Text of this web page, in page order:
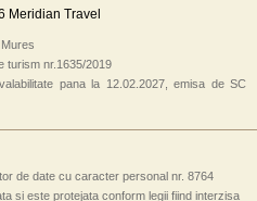
Meridian Travel
turism nr.1635/2019
pana la 12.02.2027, emisa de SC
de date cu caracter personal nr. 8764
si este protejata conform legii fiind interzisa